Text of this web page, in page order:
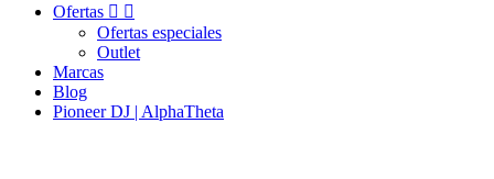
Ofertas  
Ofertas especiales
Outlet
Marcas
Blog
Pioneer DJ | AlphaTheta